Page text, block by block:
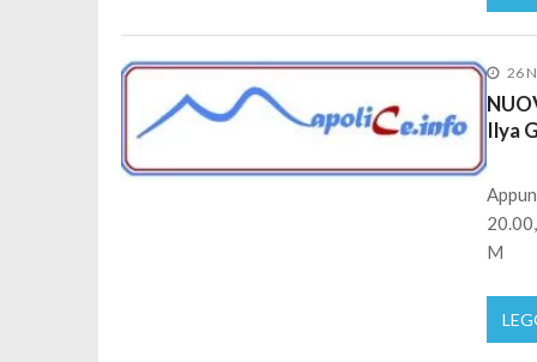
26
Ilya
M